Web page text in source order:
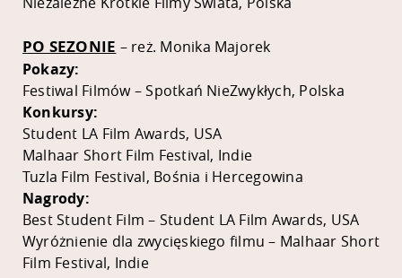
PO SEZONIE – reż. Monika Majorek
Pokazy:
Festiwal Filmów – Spotkań NieZwykłych, Polska
Konkursy:
Student LA Film Awards, USA
Malhaar Short Film Festival, Indie
Tuzla Film Festival, Bośnia i Hercegowina
Nagrody:
Best Student Film – Student LA Film Awards, USA
Wyróżnienie dla zwycięskiego filmu – Malhaar Short
Film Festival, Indie